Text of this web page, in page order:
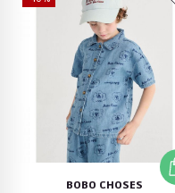
BOBO CHOSES